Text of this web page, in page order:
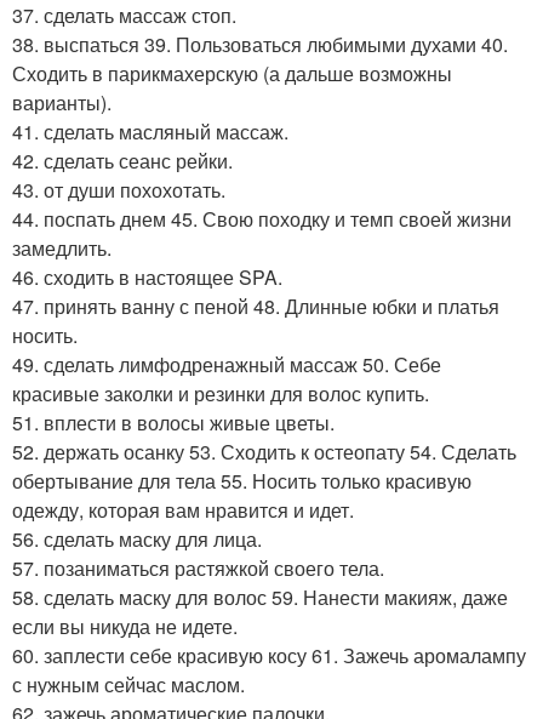
37. сделать массаж стоп.
38. выспаться 39. Пользоваться любимыми духами 40.
Сходить в парикмахерскую (а дальше возможны
варианты).
41. сделать масляный массаж.
42. сделать сеанс рейки.
43. от души похохотать.
44. поспать днем 45. Свою походку и темп своей жизни
замедлить.
46. сходить в настоящее SPA.
47. принять ванну с пеной 48. Длинные юбки и платья
носить.
49. сделать лимфодренажный массаж 50. Себе
красивые заколки и резинки для волос купить.
51. вплести в волосы живые цветы.
52. держать осанку 53. Сходить к остеопату 54. Сделать
обертывание для тела 55. Носить только красивую
одежду, которая вам нравится и идет.
56. сделать маску для лица.
57. позаниматься растяжкой своего тела.
58. сделать маску для волос 59. Нанести макияж, даже
если вы никуда не идете.
60. заплести себе красивую косу 61. Зажечь аромалампу
с нужным сейчас маслом.